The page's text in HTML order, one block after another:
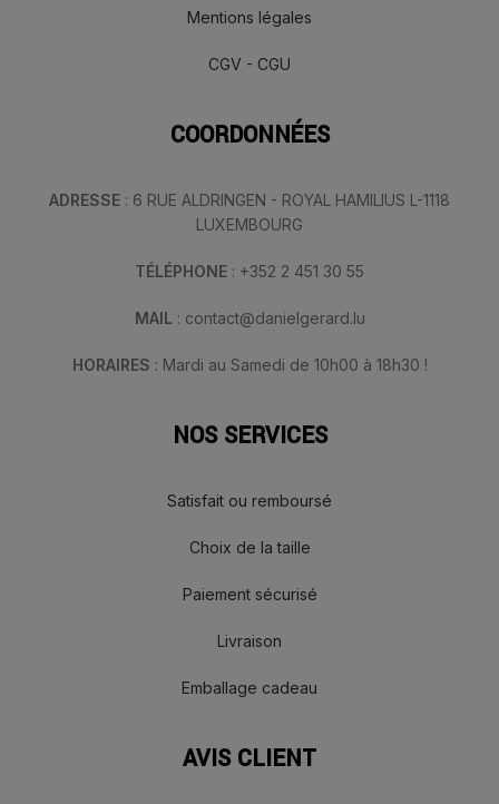
Mentions légales
CGV - CGU
COORDONNÉES
ADRESSE : 6 RUE ALDRINGEN - ROYAL HAMILIUS L-1118
LUXEMBOURG
TÉLÉPHONE : +352 2 451 30 55
MAIL : contact@danielgerard.lu
HORAIRES : Mardi au Samedi de 10h00 à 18h30 !
NOS SERVICES
Satisfait ou remboursé
Choix de la taille
Paiement sécurisé
Livraison
Emballage cadeau
AVIS CLIENT